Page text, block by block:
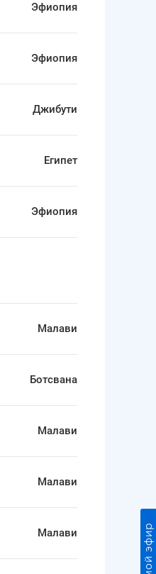
Эфиопия
Эфиопия
Джибути
Египет
Эфиопия
Малави
Ботсвана
Малави
Малави
Малави